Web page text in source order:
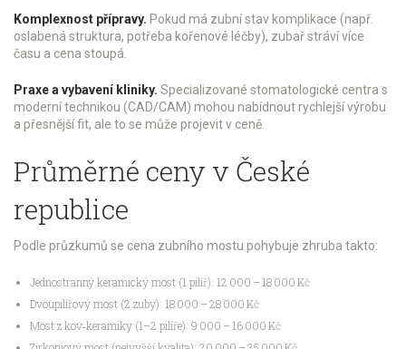
Komplexnost přípravy. Pokud má zubní stav komplikace (např.
oslabená struktura, potřeba kořenové léčby), zubař stráví více
času a cena stoupá.
Praxe a vybavení kliniky. Specializované stomatologické centra s
moderní technikou (CAD/CAM) mohou nabídnout rychlejší výrobu
a přesnější fit, ale to se může projevit v ceně.
Průměrné ceny v České
republice
Podle průzkumů se cena zubního mostu pohybuje zhruba takto:
Jednostranný keramický most (1 pilíř): 12 000 – 18 000 Kč
Dvoupilířový most (2 zuby): 18 000 – 28 000 Kč
Most z kov‑keramiky (1–2 pilíře): 9 000 – 16 000 Kč